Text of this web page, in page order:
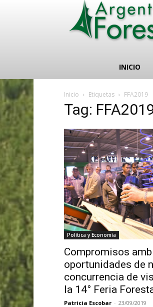
INICIO
Inicio Etiquetas FFA2019
Tag:
Política y Economía
Compromisos
oportunidades de
concurrencia de
la 14° Feria
Patricia Escobar - 23/09/2019